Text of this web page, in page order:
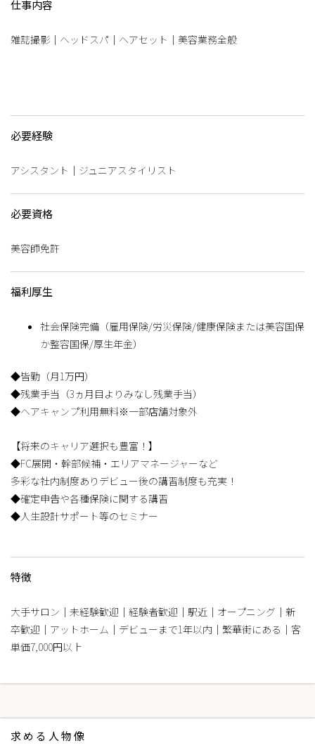
仕事内容
雑誌撮影｜ヘッドスパ｜ヘアセット｜美容業務全般
必要経験
アシスタント｜ジュニアスタイリスト
必要資格
美容師免許
福利厚生
社会保険完備（雇用保険/労災保険/健康保険または美容国保
か整容国保/厚生年金）
◆皆勤（月1万円）
◆残業手当（3ヵ月目よりみなし残業手当）
◆ヘアキャンプ利用無料※一部店舗対象外
【将来のキャリア選択も豊富！】
◆FC展開・幹部候補・エリアマネージャーなど
多彩な社内制度ありデビュー後の講習制度も充実！
◆確定申告や各種保険に関する講習
◆人生設計サポート等のセミナー
特徴
大手サロン｜未経験歓迎｜経験者歓迎｜駅近｜オープニング｜新
卒歓迎｜アットホーム｜デビューまで1年以内｜繁華街にある｜客
単価7,000円以上
求める人物像